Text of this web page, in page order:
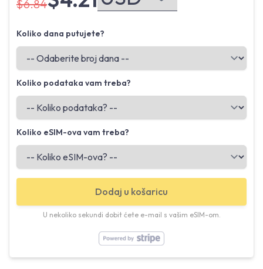
$6.84
Koliko dana putujete?
Koliko podataka vam treba?
Koliko eSIM-ova vam treba?
Dodaj u košaricu
U nekoliko sekundi dobit ćete e-mail s vašim eSIM-om.